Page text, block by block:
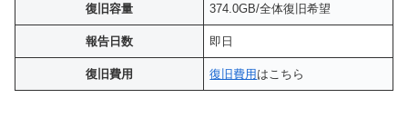
復旧容量 374.0GB/全体復旧希望
報告日数 即日
復旧費用 復旧費用 はこちら